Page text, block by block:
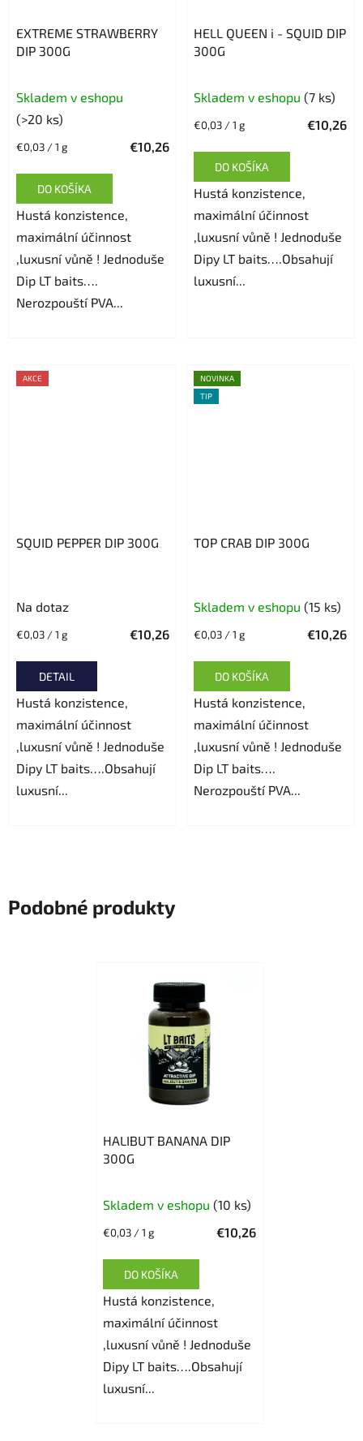
EXTREME STRAWBERRY
DIP 300G
Skladem v eshopu
(>20 ks)
€10,26
Jednotková
€0,03 / 1 g
DO KOŠÍKA
Hustá konzistence,
maximální účinnost
,luxusní vůně ! Jednoduše
Dip LT baits….
Nerozpouští PVA...
HELL QUEEN i - SQUID DIP
300G
Skladem v eshopu (7 ks)
€10,26
Jednotková
€0,03 / 1 g
DO KOŠÍKA
Hustá konzistence,
maximální účinnost
,luxusní vůně ! Jednoduše
Dipy LT baits….Obsahují
luxusní...
AKCE
SQUID PEPPER DIP 300G
Na dotaz
€10,26
Jednotková
€0,03 / 1 g
DETAIL
Hustá konzistence,
maximální účinnost
,luxusní vůně ! Jednoduše
Dipy LT baits….Obsahují
luxusní...
NOVINKA
TIP
TOP CRAB DIP 300G
Skladem v eshopu (15 ks)
€10,26
Jednotková
€0,03 / 1 g
DO KOŠÍKA
Hustá konzistence,
maximální účinnost
,luxusní vůně ! Jednoduše
Dip LT baits….
Nerozpouští PVA...
Podobné produkty
HALIBUT BANANA DIP
300G
hodnotenie
produktu
je
z
5
hviezdičiek.
Skladem v eshopu (10 ks)
€10,26
Jednotková
€0,03 / 1 g
DO KOŠÍKA
Hustá konzistence,
maximální účinnost
,luxusní vůně ! Jednoduše
Dipy LT baits….Obsahují
luxusní...